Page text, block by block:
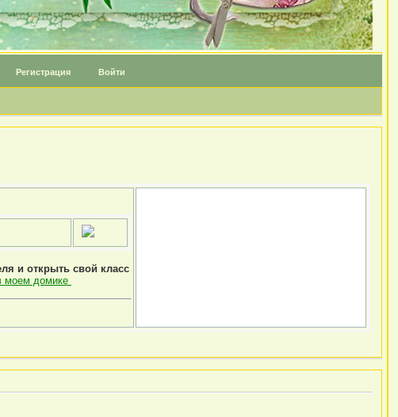
Регистрация Войти
и открыть свой класс
моем домике